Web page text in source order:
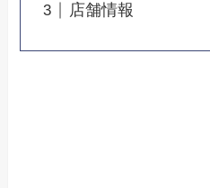
店舗情報